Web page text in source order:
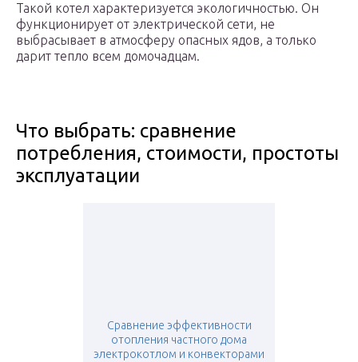
Такой котел характеризуется экологичностью. Он
функционирует от электрической сети, не
выбрасывает в атмосферу опасных ядов, а только
дарит тепло всем домочадцам.
Что выбрать: сравнение
потребления, стоимости, простоты
эксплуатации
Сравнение эффективности
отопления частного дома
электрокотлом и конвекторами